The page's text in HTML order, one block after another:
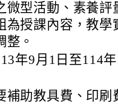
微型活動、素養評
為授課內容，教
整。
年9月1日至114年
補助教具費、印刷